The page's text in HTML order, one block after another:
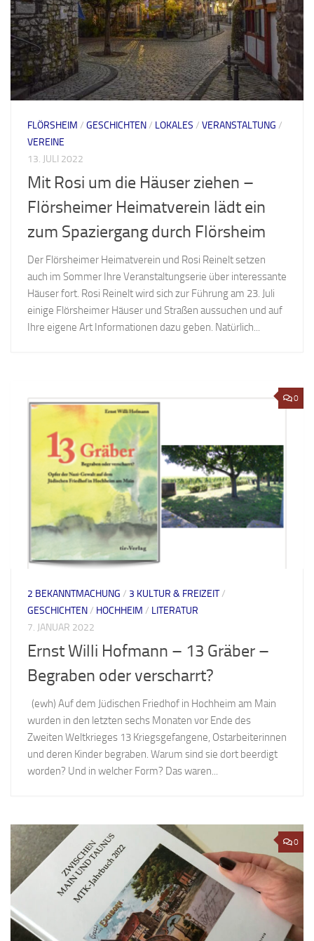
FLÖRSHEIM / GESCHICHTEN/ LOKALES / VERANSTALTUNG /
VEREINE
13. JULI 2022
Mit Rosi um die Häuser ziehen –
Flörsheimer Heimatverein lädt ein
zum Spaziergang durch Flörsheim
Der Flörsheimer Heimatverein und Rosi Reinelt setzen
auch im Sommer Ihre Veranstaltungserie über interessante
Häuser fort. Rosi Reinelt wird sich zur Führung am 23. Juli
einige Flörsheimer Häuser und Straßen aussuchen und auf
Ihre eigene Art Informationen dazu geben. Natürlich...
0
2 BEKANNTMACHUNG / 3 KULTUR & FREIZEIT/
GESCHICHTEN/ HOCHHEIM / LITERATUR
7. JANUAR 2022
Ernst Willi Hofmann – 13 Gräber –
Begraben oder verscharrt?
(ewh) Auf dem Jüdischen Friedhof in Hochheim am Main
wurden in den letzten sechs Monaten vor Ende des
Zweiten Weltkrieges 13 Kriegsgefangene, Ostarbeiterinnen
und deren Kinder begraben. Warum sind sie dort beerdigt
worden? Und in welcher Form? Das waren...
0